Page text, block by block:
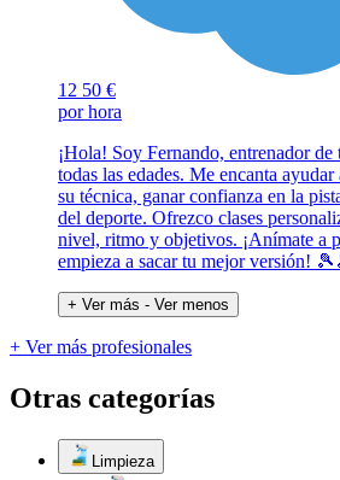
12 50 €
por hora
¡Hola! Soy Fernando, entrenador de
todas las edades. Me encanta
su técnica, ganar confianza en la
del deporte. Ofrezco clases
nivel, ritmo y objetivos. ¡Anímate a
empieza a sacar tu mejor versión!
+ Ver más - Ver menos
+ Ver más profesionales
Otras categorías
Limpieza